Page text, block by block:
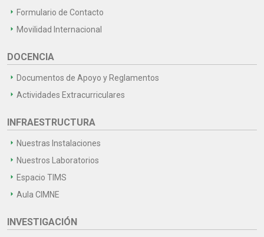
Formulario de Contacto
Movilidad Internacional
DOCENCIA
Documentos de Apoyo y Reglamentos
Actividades Extracurriculares
INFRAESTRUCTURA
Nuestras Instalaciones
Nuestros Laboratorios
Espacio TIMS
Aula CIMNE
INVESTIGACIÓN